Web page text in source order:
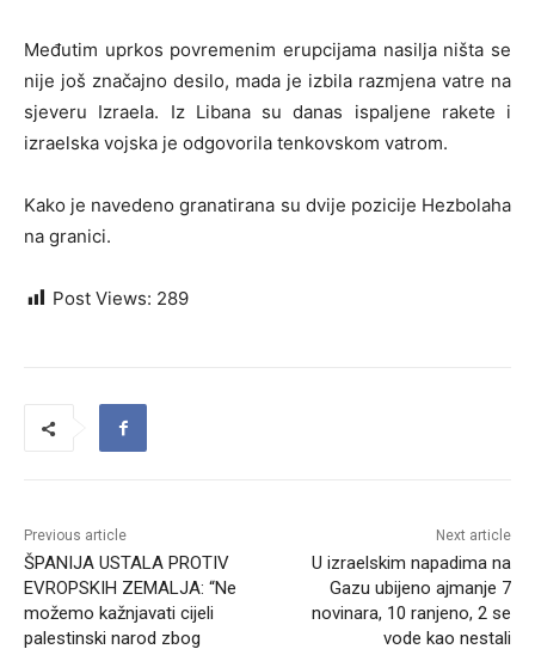
Međutim uprkos povremenim erupcijama nasilja ništa se
nije još značajno desilo, mada je izbila razmjena vatre na
sjeveru Izraela. Iz Libana su danas ispaljene rakete i
izraelska vojska je odgovorila tenkovskom vatrom.
Kako je navedeno granatirana su dvije pozicije Hezbolaha
na granici.
Post Views: 289
Previous article
ŠPANIJA USTALA PROTIV
EVROPSKIH ZEMALJA: “Ne
možemo kažnjavati cijeli
palestinski narod zbog
Next article
U izraelskim napadima na
Gazu ubijeno ajmanje 7
novinara, 10 ranjeno, 2 se
vode kao nestali